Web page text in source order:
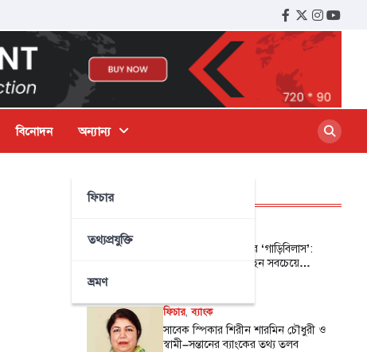
বিনোদন অন্যান্য
ফিচার
তথ্যপ্রযুক্তি
ভ্রমণ
সর্বশেষ প্রকাশিত
সাবেক সংসদ সদস্যদের ‘গাড়িবিলাস’:
ব্যারিস্টার সুমন কিনেছেন সবচেয়ে
ফিচার,ব্যাংক
সাবেক স্পিকার শিরীন শারমিন চৌধুরী ও
স্বামী–সন্তানের ব্যাংকের তথ্য তলব